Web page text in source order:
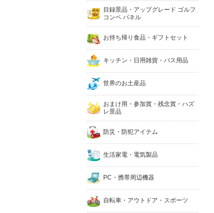
目録景品・アップグレード ゴルフ
コンペ パネル
お持ち帰り食品・ギフトセット
キッチン・日用雑貨・バス用品
世界のお土産品
おまけ用・参加賞・残念賞・ハズ
レ景品
防災・防犯アイテム
生活家電・電気製品
PC・携帯周辺機器
自転車・アウトドア・スポーツ